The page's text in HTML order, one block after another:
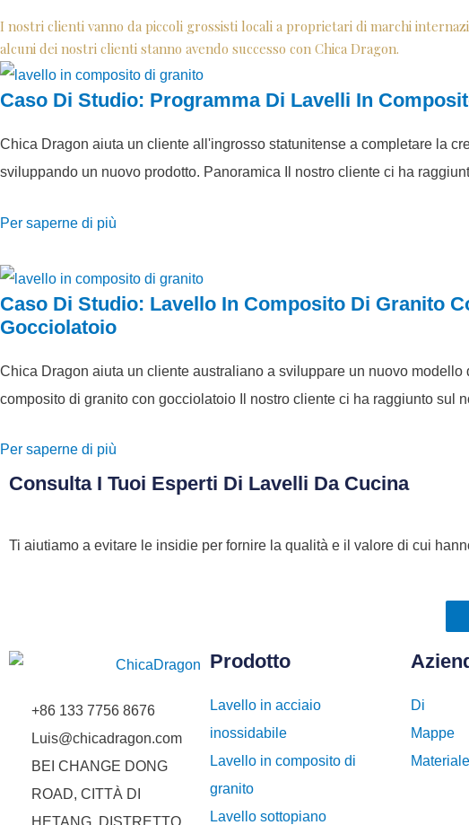
I nostri clienti vanno da piccoli grossisti locali a proprietari di marchi
alcuni dei nostri clienti stanno avendo successo con Chica Dragon.
Caso Di Studio: Programma Di Lavelli In
Chica Dragon aiuta un cliente all'ingrosso statunitense a completare la
sviluppando un nuovo prodotto. Panoramica Il nostro cliente ci ha
Per saperne di più
Caso Di Studio: Lavello In Composito Di Granito
Gocciolatoio
Chica Dragon aiuta un cliente australiano a sviluppare un nuovo modello
composito di granito con gocciolatoio Il nostro cliente ci ha raggiunto sul
Per saperne di più
Consulta I Tuoi Esperti Di Lavelli Da Cucina
Ti aiutiamo a evitare le insidie ​​per fornire la qualità e il valore di cui
+86 133 7756 8676
Luis@chicadragon.com
BEI CHANGE DONG
ROAD, CITTÀ DI
Prodotto
Lavello in acciaio
inossidabile
Lavello in composito di
granito
Lavello sottopiano
Di
Mappe
Materiale